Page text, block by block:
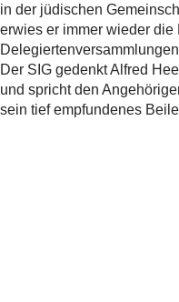
in der jüdischen
erwies er immer wieder die
Der SIG gedenkt Alfred
und spricht den
sein tief empfundenes